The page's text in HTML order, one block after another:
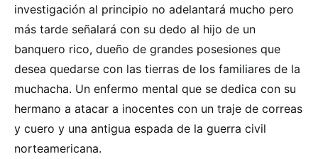
investigación al principio no adelantará mucho pero
más tarde señalará con su dedo al hijo de un
banquero rico, dueño de grandes posesiones que
desea quedarse con las tierras de los familiares de la
muchacha. Un enfermo mental que se dedica con su
hermano a atacar a inocentes con un traje de correas
y cuero y una antigua espada de la guerra civil
norteamericana.